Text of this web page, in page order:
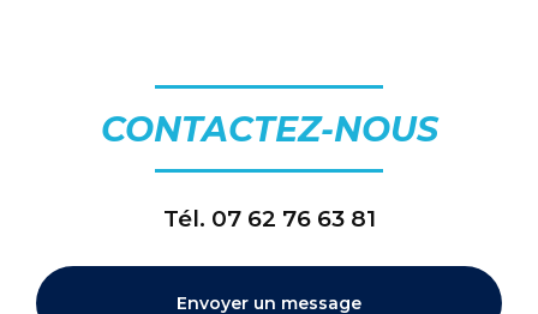
CONTACTEZ-NOUS
Tél. 07 62 76 63 81
Envoyer un message